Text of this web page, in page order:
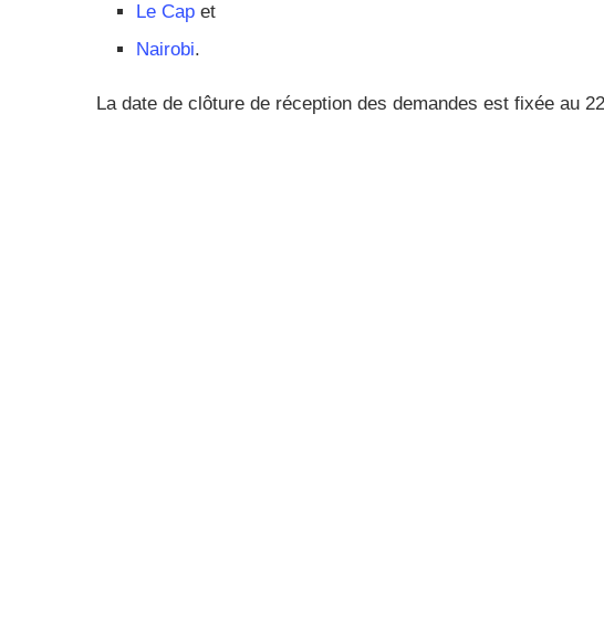
Le Cap et
Nairobi.
La date de clôture de réception des demandes est fixée au